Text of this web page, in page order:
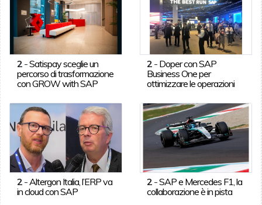
2-Satispay sceglie un
percorso di trasformazione
con GROW with SAP
2 - Doper con SAP
Business One per
ottimizzare le operazioni
2- Altergon Italia, l’ERP va
in cloud con SAP
2 -SAP e Mercedes F1, la
collaborazione è in pista